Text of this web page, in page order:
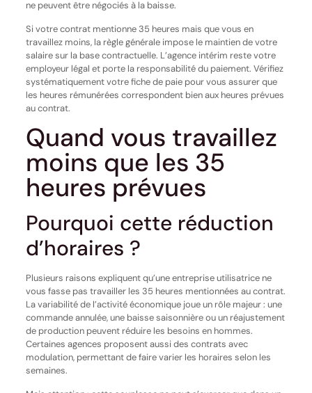
ne peuvent être négociés à la baisse.
Si votre contrat mentionne 35 heures mais que vous en
travaillez moins, la règle générale impose le maintien de votre
salaire sur la base contractuelle. L’agence intérim reste votre
employeur légal et porte la responsabilité du paiement. Vérifiez
systématiquement votre fiche de paie pour vous assurer que
les heures rémunérées correspondent bien aux heures prévues
au contrat.
Quand vous travaillez
moins que les 35
heures prévues
Pourquoi cette réduction
d’horaires ?
Plusieurs raisons expliquent qu’une entreprise utilisatrice ne
vous fasse pas travailler les 35 heures mentionnées au contrat.
La variabilité de l’activité économique joue un rôle majeur : une
commande annulée, une baisse saisonnière ou un réajustement
de production peuvent réduire les besoins en hommes.
Certaines agences proposent aussi des contrats avec
modulation, permettant de faire varier les horaires selon les
semaines.